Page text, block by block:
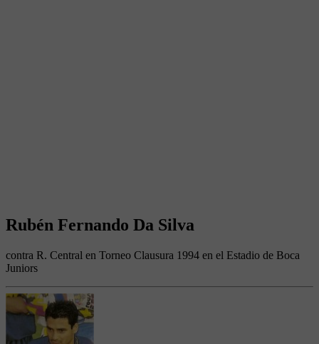
Rubén Fernando Da Silva
contra R. Central en Torneo Clausura 1994 en el Estadio de Boca
Juniors